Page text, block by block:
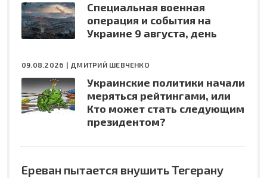
Специальная военная
операция и события на
Украине 9 августа, день
09.08.2026 | ДМИТРИЙ ШЕВЧЕНКО
Украинские политики начали
меряться рейтингами, или
Кто может стать следующим
президентом?
Ереван пытается внушить Тегерану